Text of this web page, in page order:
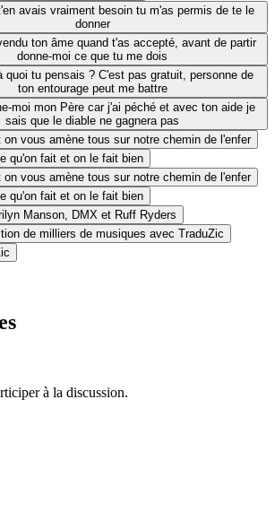
avais vraiment besoin tu m'as permis de te le
donner
ton âme quand t'as accepté, avant de partir
donne-moi ce que tu me dois
quoi tu pensais ? C'est pas gratuit, personne de
ton entourage peut me battre
moi mon Père car j'ai péché et avec ton aide je
sais que le diable ne gagnera pas
on vous amène tous sur notre chemin de l'enfer
qu'on fait et on le fait bien
on vous amène tous sur notre chemin de l'enfer
qu'on fait et on le fait bien
Manson, DMX et Ruff Ryders
de milliers de musiques avec TraduZic
à la discussion.